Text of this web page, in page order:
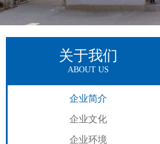
关于我们
ABOUT US
企业简介
企业文化
企业环境